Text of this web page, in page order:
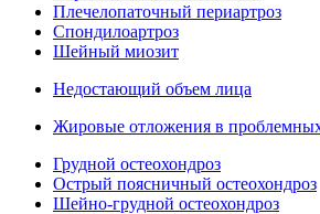
Плечелопаточный периартроз
Спондилоартроз
Шейный миозит
Недостающий объем лица
Жировые отложения в
Грудной остеохондроз
Острый поясничный остеохондроз
Шейно-грудной остеохондроз